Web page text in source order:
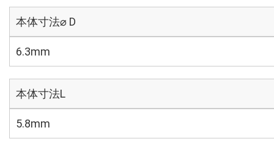
本体寸法⌀ D
6.3mm
本体寸法L
5.8mm